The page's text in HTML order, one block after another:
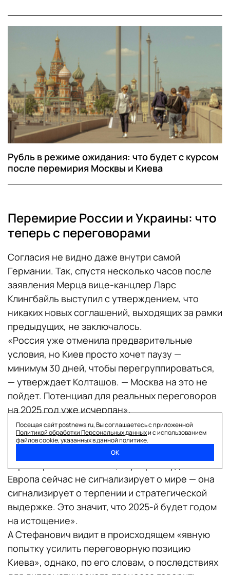
Рубль в режиме ожидания: что будет с курсом
после перемирия Москвы и Киева
Перемирие России и Украины: что
теперь с переговорами
Согласия не видно даже внутри самой
Германии. Так, спустя несколько часов после
заявления Мерца вице-канцлер Ларс
Клингбайль выступил с утверждением, что
никаких новых соглашений, выходящих за рамки
предыдущих, не заключалось.
«Россия уже отменила предварительные
условия, но Киев просто хочет паузу —
минимум 30 дней, чтобы перегруппироваться,
— утверждает Колташов. — Москва на это не
пойдет. Потенциал для реальных переговоров
на 2025 год уже исчерпан».
По мнению аналитиков, произошедшее
«снимает тормоза» для ВСУ. «После таких
решений Запада любые форматы переговоров
теряют реалистичность, — уверен Кудашов. —
Европа сейчас не сигнализирует о мире — она
сигнализирует о терпении и стратегической
выдержке. Это значит, что 2025-й будет годом
на истощение».
А Стефанович видит в происходящем «явную
попытку усилить переговорную позицию
Киева», однако, по его словам, о последствиях
Посещая сайт postnews.ru, Вы соглашаетесь с приложенной
Политикой обработки Персональных данныхи с использованием
файлов cookie, указанных в данной политике.
ОК